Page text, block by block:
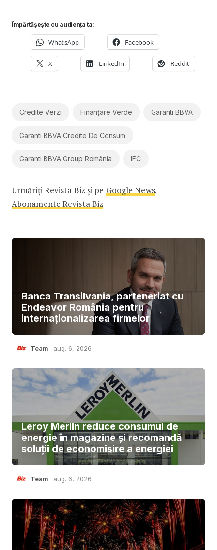
Împărtășește cu audiența ta:
WhatsApp Facebook
X LinkedIn Reddit
Credite Verzi Finanțare Verde Garanti BBVA
Garanti BBVA Credite De Consum
Garanti BBVA Group România IFC
Urmăriți Revista Biz și pe Google News.
Abonamente Revista Biz
Banca Transilvania, parteneriat cu
Endeavor România pentru
internaționalizarea firmelor
Team aug. 6, 2026
Leroy Merlin reduce consumul de
energie în magazine și recomandă
soluții de economisire a energiei
Team aug. 6, 2026